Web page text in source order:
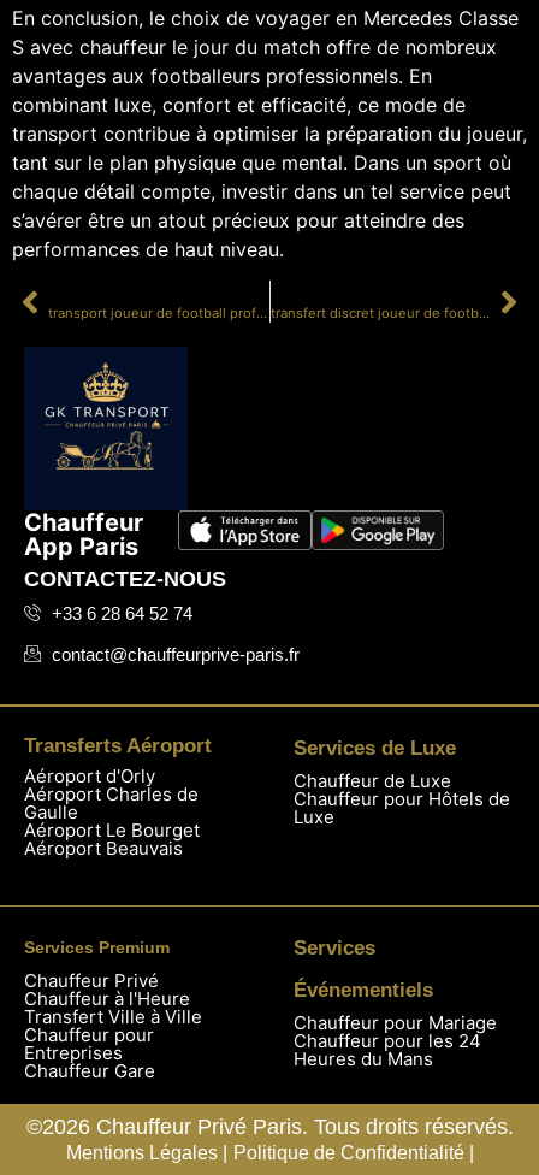
En conclusion, le choix de voyager en Mercedes Classe
S avec chauffeur le jour du match offre de nombreux
avantages aux footballeurs professionnels. En
combinant luxe, confort et efficacité, ce mode de
transport contribue à optimiser la préparation du joueur,
tant sur le plan physique que mental. Dans un sport où
chaque détail compte, investir dans un tel service peut
s’avérer être un atout précieux pour atteindre des
performances de haut niveau.
transport joueur de football professionnel vers stade transfert discret joueur de football professionnel avant match
Chauffeur
App Paris
CONTACTEZ-NOUS
+33 6 28 64 52 74
contact@chauffeurprive-paris.fr
Transferts Aéroport
Aéroport d'Orly
Aéroport Charles de
Gaulle
Aéroport Le Bourget
Aéroport Beauvais
Services de Luxe
Chauffeur de Luxe
Chauffeur pour Hôtels de
Luxe
Services Premium
Chauffeur Privé
Chauffeur à l'Heure
Transfert Ville à Ville
Chauffeur pour
Entreprises
Chauffeur Gare
Services
Événementiels
Chauffeur pour Mariage
Chauffeur pour les 24
Heures du Mans
©2026 Chauffeur Privé Paris. Tous droits réservés.
Mentions Légales |
Politique de Confidentialité |